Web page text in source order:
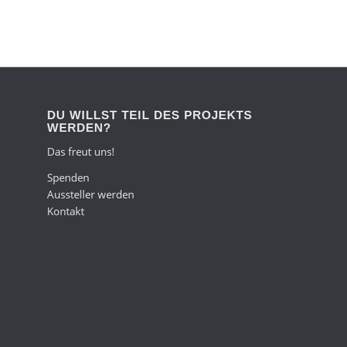
DU WILLST TEIL DES PROJEKTS
WERDEN?
Das freut uns!
Spenden
Aussteller werden
Kontakt